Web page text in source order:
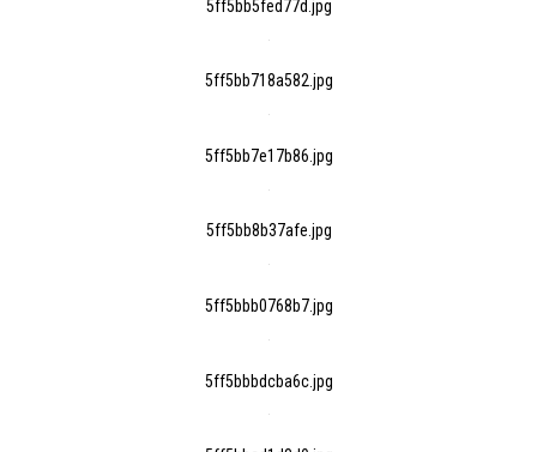
5ff5bb5fed77d.jpg
5ff5bb718a582.jpg
5ff5bb7e17b86.jpg
5ff5bb8b37afe.jpg
5ff5bbb0768b7.jpg
5ff5bbbdcba6c.jpg